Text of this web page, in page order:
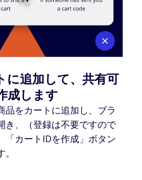
に追加して、共有可
成します
品をカートに追加し、ブラ
き、（登録は不要ですので
「カートIDを作成」ボタン